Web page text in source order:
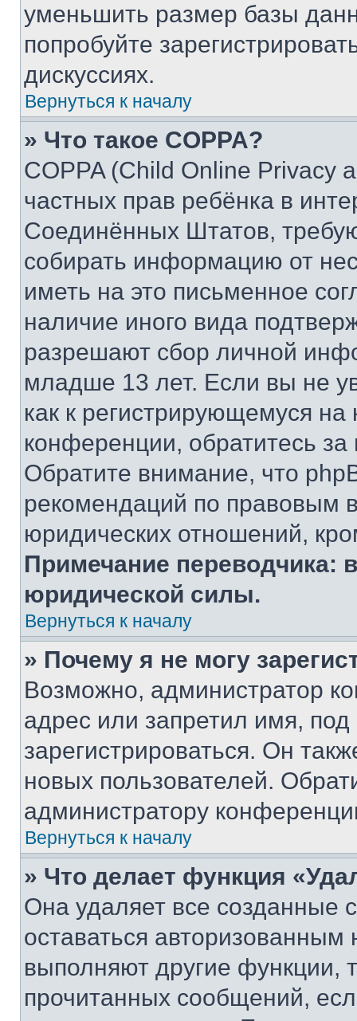
уменьшить размер базы
попробуйте
дискуссиях.
Вернуться к началу
» Что такое COPPA?
COPPA (Child Online Privacy
частных прав ребёнка в
Соединённых Штатов,
собирать информацию от
иметь на это письменное
наличие иного вида
разрешают сбор личной
младше 13 лет. Если вы не
как к регистрирующемуся
конференции, обратитесь
Обратите внимание, что
рекомендаций по правовым
юридических отношений,
Примечание переводчика:
юридической силы.
Вернуться к началу
» Почему я не могу
Возможно, администратор
адрес или запретил имя,
зарегистрироваться. Он
новых пользователей.
администратору
Вернуться к началу
» Что делает функция
Она удаляет все созданные
оставаться
выполняют другие функции,
прочитанных сообщений,